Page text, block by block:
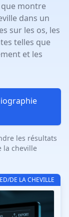
montre
dans un
sur les os, les
telles que
et les
les résultats
la cheville
DE LA CHEVILLE
Read Pied IA v3.2